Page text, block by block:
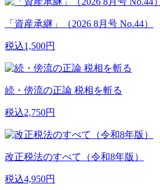
「資産承継」（2026 8月号 No.44）
税込1,500円
続・傍流の正論 税相を斬る
税込2,750円
改正税法のすべて（令和8年版）
税込4,950円